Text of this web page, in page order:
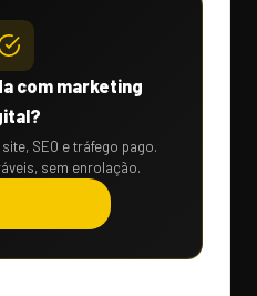
com marketing
SEO e tráfego pago.
sem enrolação.